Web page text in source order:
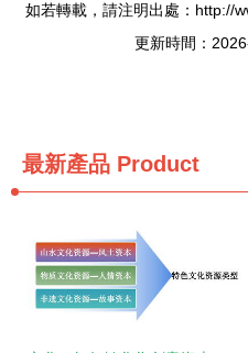
如若轉載，請注明出處：http://
更新時間：
最新產品 Product